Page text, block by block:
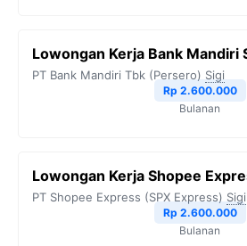
Lowongan Kerja Bank Mandiri
PT Bank Mandiri Tbk (Persero) Sigi
Rp 2.600.000
Bulanan
Lowongan Kerja Shopee
PT Shopee Express (SPX Express) Sigi
Rp 2.600.000
Bulanan